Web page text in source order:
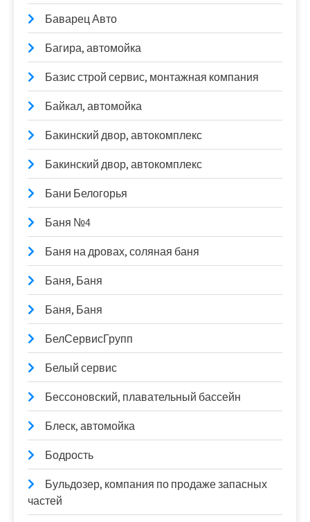
Баварец Авто
Багира, автомойка
Базис строй сервис, монтажная компания
Байкал, автомойка
Бакинский двор, автокомплекс
Бакинский двор, автокомплекс
Бани Белогорья
Баня №4
Баня на дровах, соляная баня
Баня, Баня
Баня, Баня
БелСервисГрупп
Белый сервис
Бессоновский, плавательный бассейн
Блеск, автомойка
Бодрость
Бульдозер, компания по продаже запасных
частей